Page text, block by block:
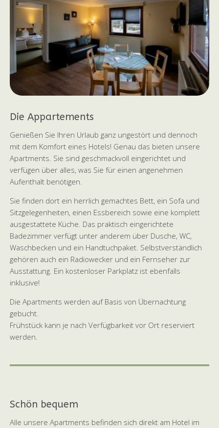
Die Appartements
Genießen Sie Ihren Urlaub ganz ungestört und dennoch
mit dem Komfort eines Hotels! Genau das bieten unsere
Apartments. Sie sind geschmackvoll eingerichtet und
verfügen über alles, was Sie für einen angenehmen
Aufenthalt benötigen.
Sie finden dort ein herrlich gemachtes Bett, ein Sofa und
Sitzgelegenheiten, einen Essbereich sowie eine komplett
ausgestattete Küche. Das praktisch eingerichtete
Badezimmer verfügt unter anderem über Dusche, WC,
Waschbecken und ein Handtuchpaket. Selbstverständlich
gehören auch ein Radiowecker und ein Fernseher zur
Ausstattung. Ein kostenloser Parkplatz ist ebenfalls
inklusive!
Die Apartments werden auf Basis von Übernachtung
gebucht.
Frühstück kann je nach Verfügbarkeit vor Ort reserviert
werden.
Schön bequem
Alle unsere Apartments befinden sich direkt am Hotel im